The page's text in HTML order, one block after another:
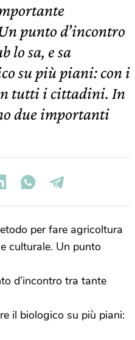
punto d’incontro
lo sa, e sa
su più piani: con i
tutti i cittadini. In
due importanti
per fare agricoltura
culturale. Un punto
d’incontro tra tante
il biologico su più piani: